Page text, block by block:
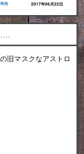
車検 2017年06月22日
旧マスクなアストロ